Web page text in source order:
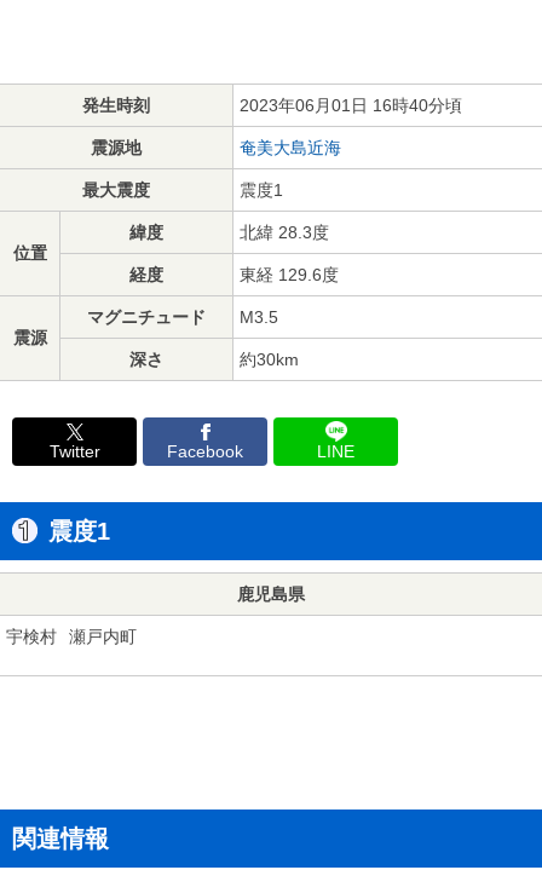
発生時刻 2023年06月01日 16時40分頃
震源地 奄美大島近海
最大震度 震度1
位置
緯度 北緯 28.3度
経度 東経 129.6度
震源
マグニチュード M3.5
深さ 約30km
Twitter Facebook LINE
震度1
鹿児島県
宇検村 瀬戸内町
関連情報